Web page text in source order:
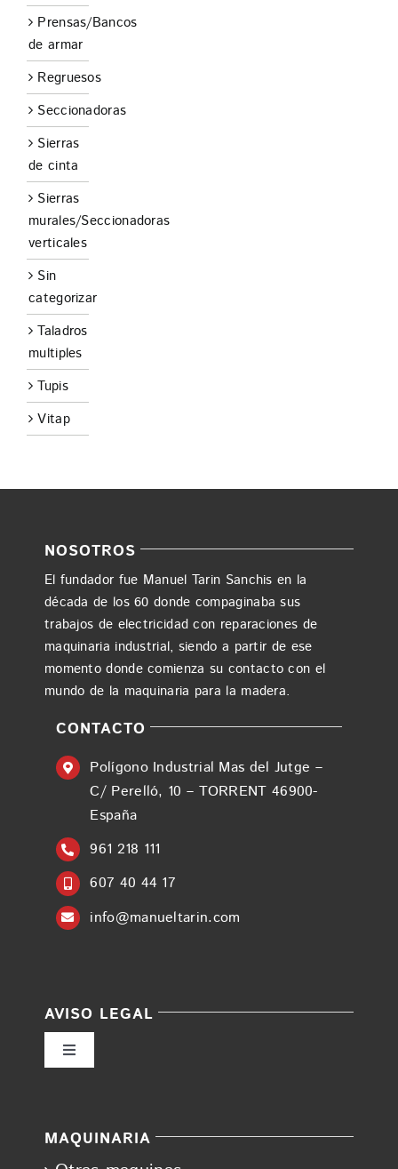
Prensas/Bancos
de armar
Regruesos
Seccionadoras
Sierras
de cinta
Sierras
murales/Seccionadoras
verticales
Sin
categorizar
Taladros
multiples
Tupis
Vitap
NOSOTROS
El fundador fue Manuel Tarin Sanchis en la
década de los 60 donde compaginaba sus
trabajos de electricidad con reparaciones de
maquinaria industrial, siendo a partir de ese
momento donde comienza su contacto con el
mundo de la maquinaria para la madera.
CONTACTO
Polígono Industrial Mas del Jutge –
C/ Perelló, 10 – TORRENT 46900-
España
961 218 111
607 40 44 17
info@manueltarin.com
AVISO LEGAL
Toggle
MAQUINARIA